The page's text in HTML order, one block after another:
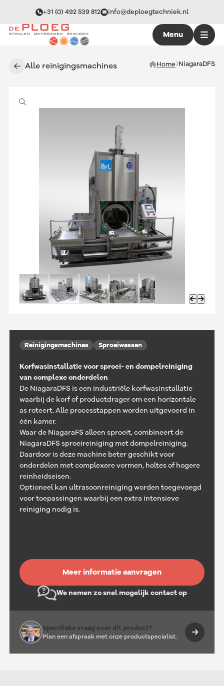
+31 (0) 492 539 812 info@deploegtechniek.nl
Menu
Alle reinigingsmachines Home NiagaraDFS
Reinigingsmachines Sproeiwassen
Korfwasinstallatie voor sproei- en dompelreiniging
van complexe onderdelen
De NiagaraDFS is een industriële korfwasinstallatie
waarbij de korf of productdrager om een horizontale
as roteert. Alle processtappen worden uitgevoerd in
één kamer.
Waar de NiagaraFS alleen sproeit, combineert de
NiagaraDFS sproeireiniging met dompelreiniging.
Daardoor is deze machine beter geschikt voor
onderdelen met complexere vormen, holtes of hogere
reinheidseisen.
Optioneel kan ultrasoonreiniging worden toegevoegd
voor toepassingen waarbij een extra intensieve
reiniging nodig is.
Meer informatie aanvragen
We nemen zo snel mogelijk contact op
Specifieke vraag over dit product?
Plan een afspraak met onze productspecialist.